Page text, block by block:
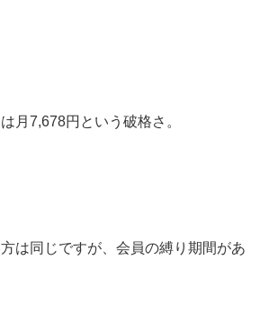
月7,678円という破格さ。
は同じですが、会員の縛り期間があ